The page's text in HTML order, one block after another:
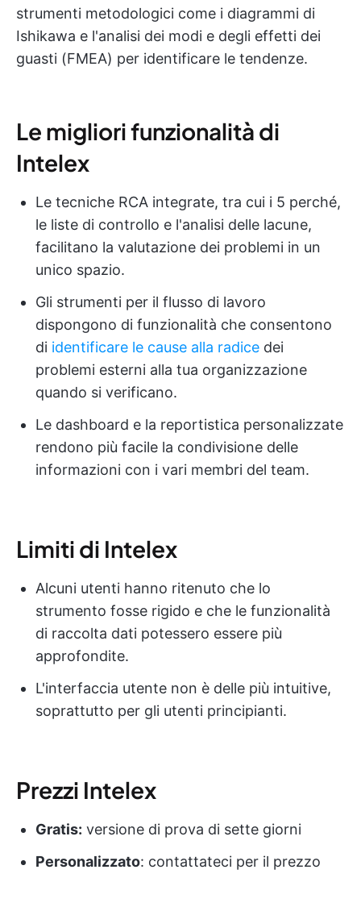
strumenti metodologici come i diagrammi di
Ishikawa e l'analisi dei modi e degli effetti dei
guasti (FMEA) per identificare le tendenze.
Le migliori funzionalità di
Intelex
Le tecniche RCA integrate, tra cui i 5 perché,
le liste di controllo e l'analisi delle lacune,
facilitano la valutazione dei problemi in un
unico spazio.
Gli strumenti per il flusso di lavoro
dispongono di funzionalità che consentono
di identificare le cause alla radice dei
problemi esterni alla tua organizzazione
quando si verificano.
Le dashboard e la reportistica personalizzate
rendono più facile la condivisione delle
informazioni con i vari membri del team.
Limiti di Intelex
Alcuni utenti hanno ritenuto che lo
strumento fosse rigido e che le funzionalità
di raccolta dati potessero essere più
approfondite.
L'interfaccia utente non è delle più intuitive,
soprattutto per gli utenti principianti.
Prezzi Intelex
Gratis: versione di prova di sette giorni
Personalizzato: contattateci per il prezzo